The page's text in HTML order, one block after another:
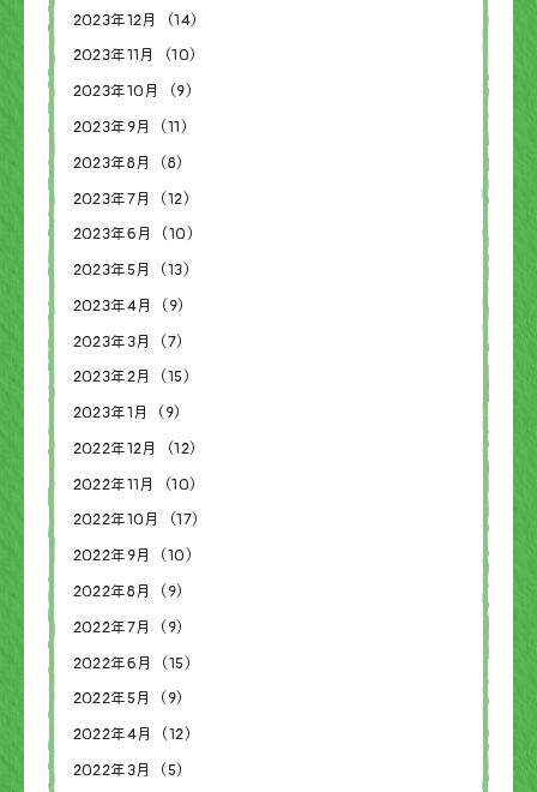
2023年12月（14）
2023年11月（10）
2023年10月（9）
2023年9月（11）
2023年8月（8）
2023年7月（12）
2023年6月（10）
2023年5月（13）
2023年4月（9）
2023年3月（7）
2023年2月（15）
2023年1月（9）
2022年12月（12）
2022年11月（10）
2022年10月（17）
2022年9月（10）
2022年8月（9）
2022年7月（9）
2022年6月（15）
2022年5月（9）
2022年4月（12）
2022年3月（5）